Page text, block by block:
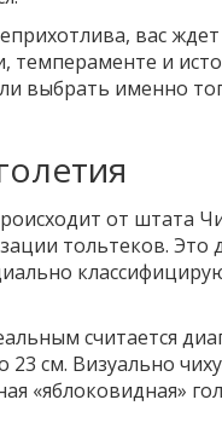
вас
темпераменте и
выбрать именно
от штата
тольтеков. Это
считается
23 см. Визуально
«яблоковидная»